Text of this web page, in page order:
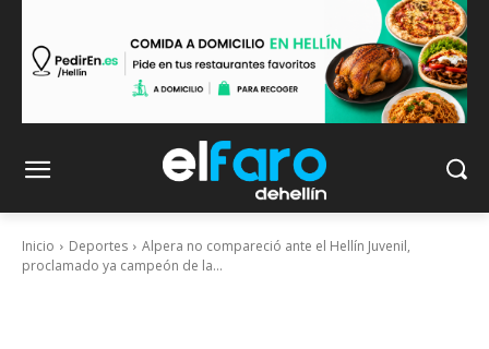
Inicio Deportes
Alpera no compareció ante el Hellín Juvenil,
proclamado ya campeón de la...